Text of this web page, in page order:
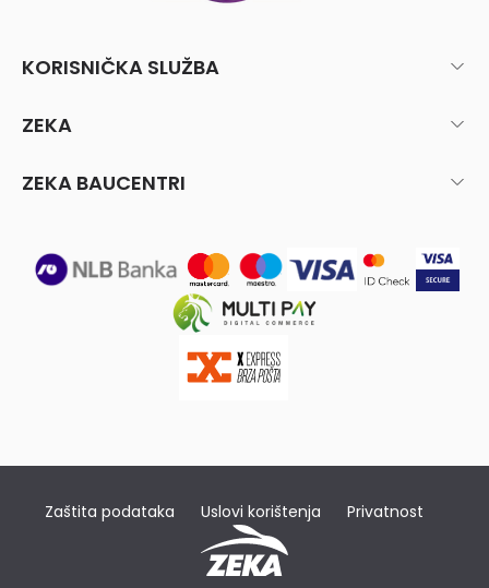
KORISNIČKA SLUŽBA
ZEKA
ZEKA BAUCENTRI
Zaštita podataka Uslovi korištenja Privatnost